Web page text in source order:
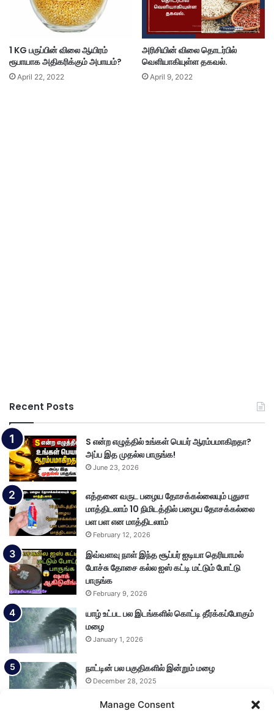
Manage Consent
1 KG பருப்பின் விலை ஆயிரம்
ரூபாயாக அதிகரிக்கும் அபாயம்?
April 22, 2022
அரிசியின் விலை தொடர்பில்
வெளியாகியுள்ள தகவல்.
April 9, 2022
Recent Posts
S என்ற எழுத்தில் உங்கள் பெயர் ஆரம்பமாகிறதா?
அப்ப இத முதல்ல பாருங்க!
June 23, 2026
எத்தனை வருட பழைய தோசக்கல்லையும் புதுசா
மாத்திடலாம் 10 நிமிடத்தில் பழைய தோசக்கல்லை
பள பள என மாத்திடலாம்
February 12, 2026
இவ்வளவு நாள் இந்த சூப்பர் ஐடியா தெரியாமல்
போச்சு தோசை கல்ல ஐஸ் கட்டி மட்டும் போட்டு
பாருங்க
February 9, 2026
யாழ் உட்பட பல இடங்களில் கொட்டி தீர்க்கப்போகும்
மழை
January 1, 2026
நாட்டின் பல பகுதிகளில் இன்றும் மழை
December 28, 2025